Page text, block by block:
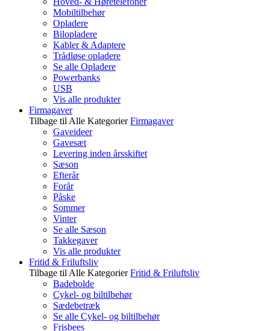
Mobiltilbehør
Opladere
Bilopladere
Kabler & Adaptere
Trådløse opladere
Se alle Opladere
Powerbanks
USB
Vis alle produkter
Firmagaver
Tilbage til Alle Kategorier Firmagaver
Gaveideer
Gavesæt
Levering inden årsskiftet
Sæson
Efterår
Forår
Påske
Sommer
Vinter
Se alle Sæson
Takkegaver
Vis alle produkter
Fritid & Friluftsliv
Tilbage til Alle Kategorier Fritid & Friluftsliv
Badebolde
Cykel- og biltilbehør
Sædebetræk
Se alle Cykel- og biltilbehør
Frisbees